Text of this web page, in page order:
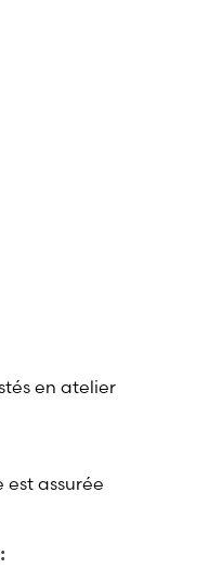
en atelier
assurée